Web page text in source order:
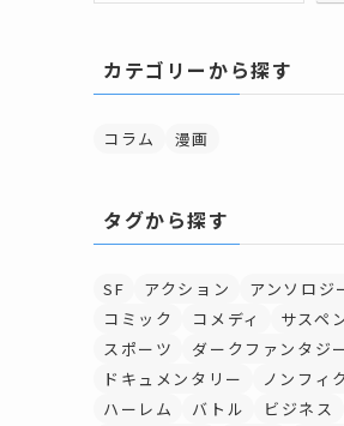
カテゴリーから探す
コラム 漫画
タグから探す
SF アクション アンソロジ
コミック
コメディ
サスペ
スポーツ
ダークファンタジ
ドキュメンタリー
ノンフィ
ハーレム
バトル
ビジネス